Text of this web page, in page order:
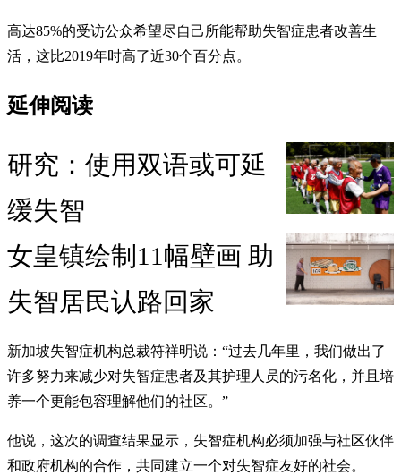
高达85%的受访公众希望尽自己所能帮助失智症患者改善生
活，这比2019年时高了近30个百分点。
延伸阅读
研究：使用双语或可延
缓失智
女皇镇绘制11幅壁画 助
失智居民认路回家
新加坡失智症机构总裁符祥明说：“过去几年里，我们做出了
许多努力来减少对失智症患者及其护理人员的污名化，并且培
养一个更能包容理解他们的社区。”
他说，这次的调查结果显示，失智症机构必须加强与社区伙伴
和政府机构的合作，共同建立一个对失智症友好的社会。